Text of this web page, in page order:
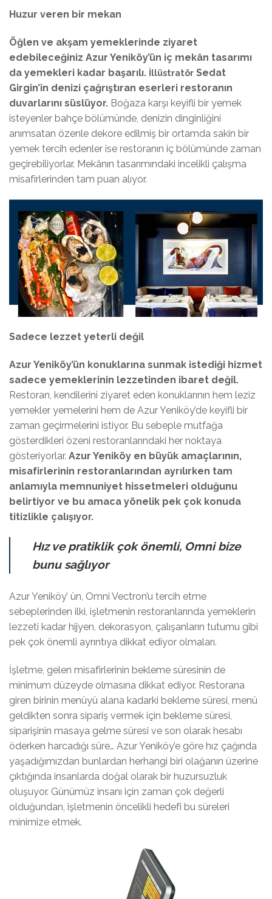
Huzur veren bir mekan
Öğlen ve akşam yemeklerinde ziyaret
edebileceğiniz Azur Yeniköy’ün iç mekân tasarımı
da yemekleri kadar başarılı. İllüstratör Sedat
Girgin’in denizi çağrıştıran eserleri restoranın
duvarlarını süslüyor. Boğaza karşı keyifli bir yemek
isteyenler bahçe bölümünde, denizin dinginliğini
anımsatan özenle dekore edilmiş bir ortamda sakin bir
yemek tercih edenler ise restoranın iç bölümünde zaman
geçirebiliyorlar. Mekânın tasarımındaki incelikli çalışma
misafirlerinden tam puan alıyor.
Sadece lezzet yeterli değil
Azur Yeniköy’ün konuklarına sunmak istediği hizmet
sadece yemeklerinin lezzetinden ibaret değil.
Restoran, kendilerini ziyaret eden konuklarının hem leziz
yemekler yemelerini hem de Azur Yeniköy’de keyifli bir
zaman geçirmelerini istiyor. Bu sebeple mutfağa
gösterdikleri özeni restoranlarındaki her noktaya
gösteriyorlar. Azur Yeniköy en büyük amaçlarının,
misafirlerinin restoranlarından ayrılırken tam
anlamıyla memnuniyet hissetmeleri olduğunu
belirtiyor ve bu amaca yönelik pek çok konuda
titizlikle çalışıyor.
Hız ve pratiklik çok önemli, Omni bize
bunu sağlıyor
Azur Yeniköy’ ün, Omni Vectron’u tercih etme
sebeplerinden ilki, işletmenin restoranlarında yemeklerin
lezzeti kadar hijyen, dekorasyon, çalışanların tutumu gibi
pek çok önemli ayrıntıya dikkat ediyor olmaları.
İşletme, gelen misafirlerinin bekleme süresinin de
minimum düzeyde olmasına dikkat ediyor. Restorana
giren birinin menüyü alana kadarki bekleme süresi, menü
geldikten sonra sipariş vermek için bekleme süresi,
siparişinin masaya gelme süresi ve son olarak hesabı
öderken harcadığı süre… Azur Yeniköy’e göre hız çağında
yaşadığımızdan bunlardan herhangi biri olağanın üzerine
çıktığında insanlarda doğal olarak bir huzursuzluk
oluşuyor. Günümüz insanı için zaman çok değerli
olduğundan, işletmenin öncelikli hedefi bu süreleri
minimize etmek.